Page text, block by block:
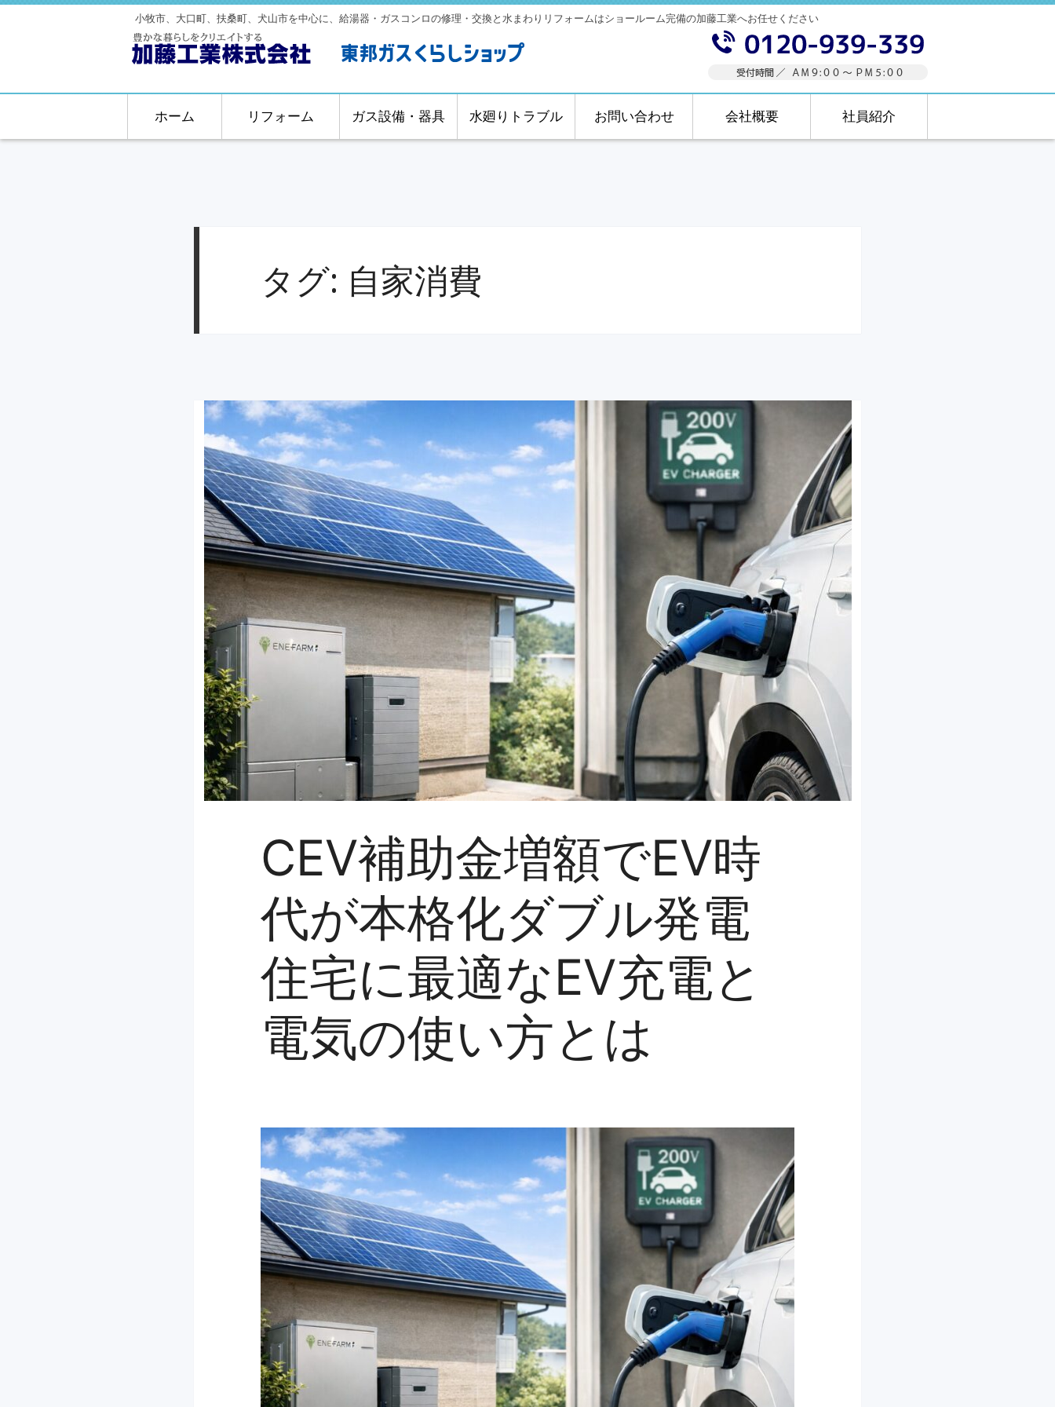
小牧市、大口町、扶桑町、犬山市を中心に、給湯器・ガスコンロの修理・交換と水まわりリフォームはショールーム完備の加藤工業へお任せください
ホーム リフォーム ガス設備・器具 水廻りトラブル お問い合わせ 会社概要 社員紹介
タグ: 自家消費
CEV補助金増額でEV時
代が本格化ダブル発電
住宅に最適なEV充電と
電気の使い方とは